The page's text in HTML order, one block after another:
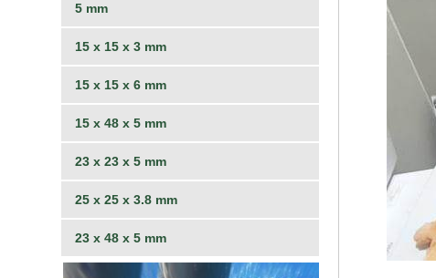
5 mm
15 x 15 x 3 mm
15 x 15 x 6 mm
15 x 48 x 5 mm
23 x 23 x 5 mm
25 x 25 x 3.8 mm
23 x 48 x 5 mm